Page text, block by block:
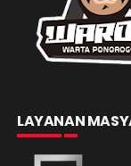
LAYANAN